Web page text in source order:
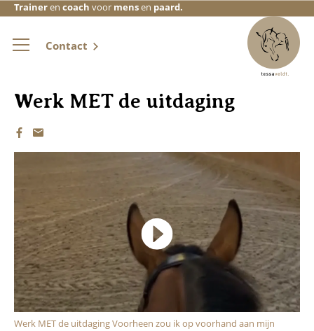
Traineren coach voor mensen paard.
Contact
Werk MET de uitdaging
Werk MET de uitdaging Voorheen zou ik op voorhand aan mijn